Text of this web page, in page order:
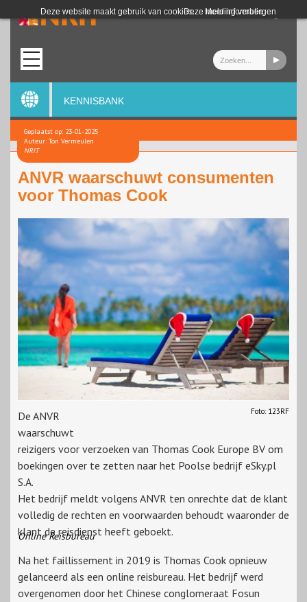
Deze website maakt gebruik van cookies. Meer informatie
Deze melding verbergen
Login
KENNISBANK
Geplaatst op: 23-01-2025
Auteur: Ton Vermeulen
NRIT
ANVR waarschuwt consumenten
voor Thomas Cook
Foto: 123RF
De ANVR
waarschuwt
reizigers voor verzoeken van Thomas Cook Europe BV om
boekingen over te zetten naar het Poolse bedrijf eSky.pl
S.A.
Het bedrijf meldt volgens ANVR ten onrechte dat de klant
volledig de rechten en voorwaarden behoudt waaronder de
klant de reisdienst heeft geboekt.
Online Reisbureau
Na het faillissement in 2019 is Thomas Cook opnieuw
gelanceerd als een online reisbureau. Het bedrijf werd
overgenomen door het Chinese conglomeraat Fosun